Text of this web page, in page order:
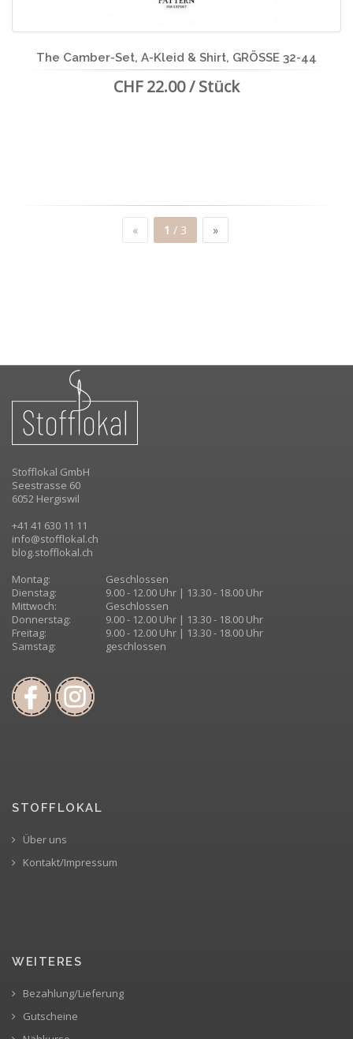
The Camber-Set, A-Kleid & Shirt, GRÖSSE 32-44
CHF 22.00 / Stück
« 1 / 3 »
Stofflokal GmbH
Seestrasse 60
6052 Hergiswil
+41 41 630 11 11
info@stofflokal.ch
blog.stofflokal.ch
Montag:
Geschlossen
Dienstag:
9.00 - 12.00 Uhr | 13.30 - 18.00 Uhr
Mittwoch:
Geschlossen
Donnerstag:
9.00 - 12.00 Uhr | 13.30 - 18.00 Uhr
Freitag:
9.00 - 12.00 Uhr | 13.30 - 18.00 Uhr
Samstag:
geschlossen
STOFFLOKAL
Über uns
Kontakt/Impressum
WEITERES
Bezahlung/Lieferung
Gutscheine